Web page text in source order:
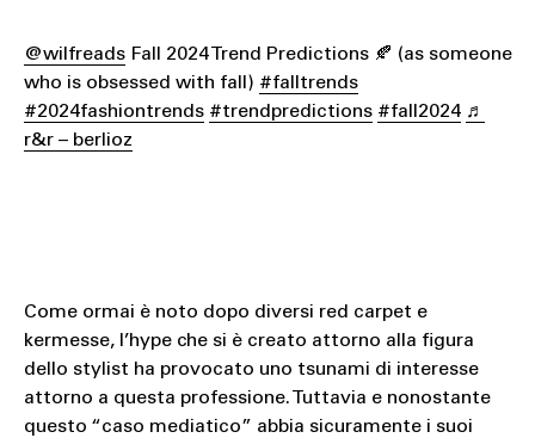
@wilfreadsFall 2024 Trend Predictions 🍂 (as someone
who is obsessed with fall) #falltrends
#2024fashiontrends #trendpredictions #fall2024 ♬
r&r – berlioz
Come ormai è noto dopo diversi red carpet e
kermesse, l’hype che si è creato attorno alla figura
dello stylist ha provocato uno tsunami di interesse
attorno a questa professione. Tuttavia e nonostante
questo “caso mediatico” abbia sicuramente i suoi